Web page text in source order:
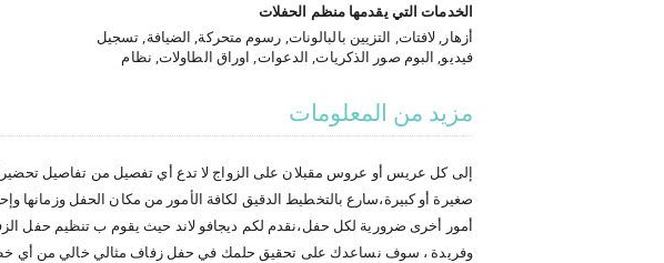
الخدمات التي يقدمها منظم الحفلات
أزهار, لافتات, التزيين بالبالونات, رسوم متحركة, الضيافة, تسجيل
فيديو, البوم صور الذكريات, الدعوات, اوراق الطاولات, نظام
مزيد من المعلومات
إلى كل عريس أو عروس مقبلان على الزواج لا تدع أي تفصيل من تفاصيل
صغيرة أو كبيرة،سارع بالتخطيط الدقيق لكافة الأمور من مكان الحفل وزمانها
أمور أخرى ضرورية لكل حفل،نقدم لكم ديجافو لاند حيث يقوم ب تنظيم حفل
وفريدة ، سوف نساعدك على تحقيق حلمك في حفل زفاف مثالي خالي من أي